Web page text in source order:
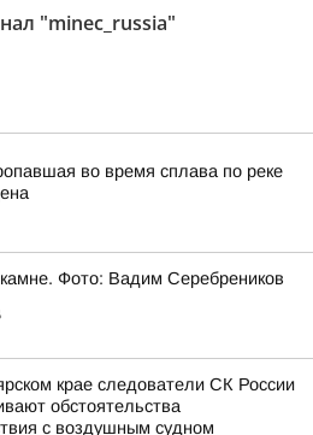
"minec_russia"
во время сплава по реке
Фото: Вадим Серебреников
крае следователи СК России
обстоятельства
с воздушным судном